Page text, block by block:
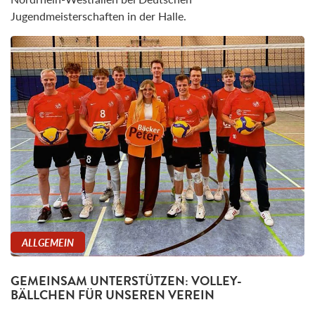
Jugendmeisterschaften in der Halle.
ALLGEMEIN
GEMEINSAM UNTERSTÜTZEN: VOLLEY-
BÄLLCHEN FÜR UNSEREN VEREIN